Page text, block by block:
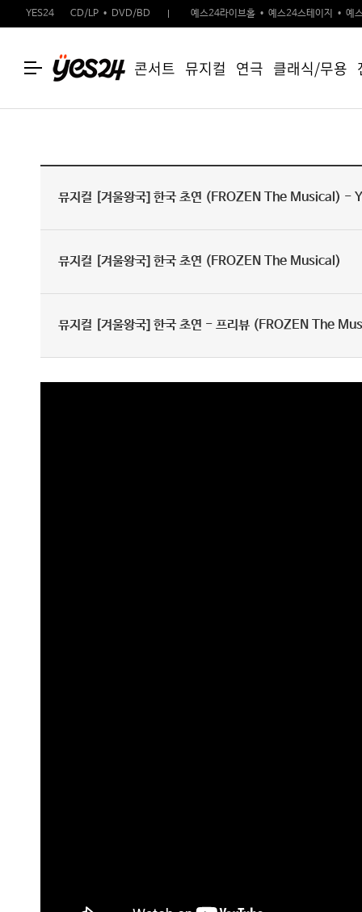
YES24 CD/LP DVD/BD 예스24라이브홀 예스24스테이지 예
콘서트 뮤지컬 연극 클래식/무용
뮤지컬 [겨울왕국] 한국 초연 (FROZEN The Musical) -
뮤지컬 [겨울왕국] 한국 초연 (FROZEN The Musical)
뮤지컬 [겨울왕국] 한국 초연 - 프리뷰 (FROZEN The